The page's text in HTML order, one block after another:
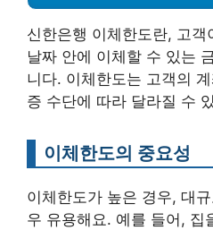
신한은행 이체한도란, 고객
날짜 안에 이체할 수 있는
니다. 이체한도는 고객의
증 수단에 따라 달라질 수
이체한도의 중요성
이체한도가 높은 경우, 대
우 유용해요. 예를 들어, 집